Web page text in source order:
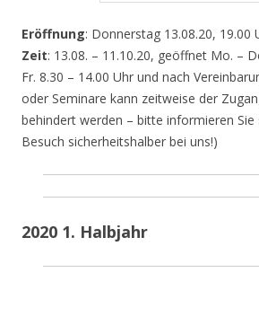
Eröffnung: Donnerstag 13.08.20, 19.00
Zeit: 13.08. – 11.10.20, geöffnet Mo. –
Fr. 8.30 – 14.00 Uhr und nach
oder Seminare kann zeitweise der
behindert werden – bitte informieren Sie
Besuch sicherheitshalber bei uns!)
2020 1. Halbjahr